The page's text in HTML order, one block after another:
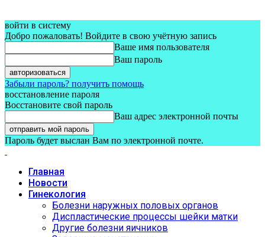
войти в систему
Добро пожаловать! Войдите в свою учётную запись
Ваше имя пользователя
Ваш пароль
Забыли пароль? получить помощь
восстановление пароля
Восстановите свой пароль
Ваш адрес электронной почты
Пароль будет выслан Вам по электронной почте.
Главная
Новости
Гинекология
Болезни наружных половых органов
Диспластические процессы шейки матки
Другие болезни яичников